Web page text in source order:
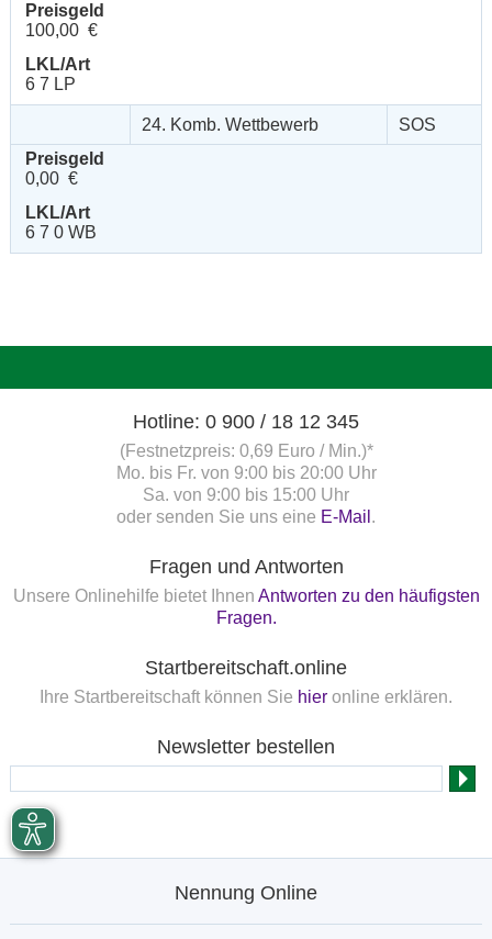
Preisgeld
100,00 €
LKL/Art
6 7 LP
24. Komb. Wettbewerb
SOS
Preisgeld
0,00 €
LKL/Art
6 7 0 WB
Hotline: 0 900 / 18 12 345
(Festnetzpreis: 0,69 Euro / Min.)*
Mo. bis Fr. von 9:00 bis 20:00 Uhr
Sa. von 9:00 bis 15:00 Uhr
oder senden Sie uns eine E-Mail .
Fragen und Antworten
Unsere Onlinehilfe bietet Ihnen Antworten zu den häufigsten
Fragen.
Startbereitschaft.online
Ihre Startbereitschaft können Sie hier online erklären.
Newsletter bestellen
Nennung Online